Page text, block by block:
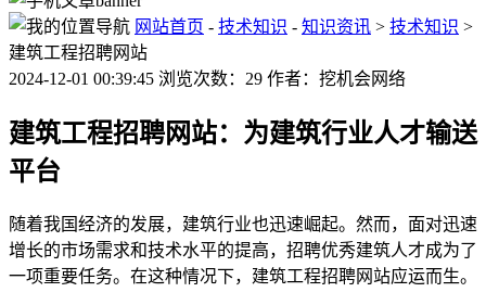
网站首页 - 技术知识 - 知识资讯 > 技术知识 >
建筑工程招聘网站
2024-12-01 00:39:45 浏览次数：29 作者：挖机会网络
建筑工程招聘网站：为建筑行业人才输送
平台
随着我国经济的发展，建筑行业也迅速崛起。然而，面对迅速
增长的市场需求和技术水平的提高，招聘优秀建筑人才成为了
一项重要任务。在这种情况下，建筑工程招聘网站应运而生。